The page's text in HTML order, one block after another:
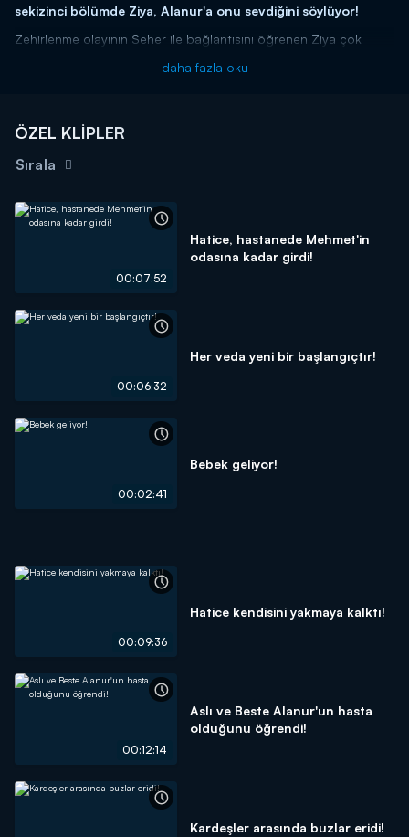
sekizinci bölümde Ziya, Alanur'a onu sevdiğini söylüyor!
Zehirlenme olayının Seher ile bağlantısını öğrenen Ziya çok
karşısında dili tutulur. Ancak bu durum Alanur ile arasındaki
Veda Mektubu yeni bölümleriyle her pazartesi 20.00'da
Kanal D'de!
daha fazla oku
ÖZEL KLİPLER
Sırala
00:07:52
Hatice, hastanede Mehmet'in
odasına kadar girdi!
00:06:32
Her veda yeni bir başlangıçtır!
00:02:41
Bebek geliyor!
00:09:36
Hatice kendisini yakmaya kalktı!
00:12:14
Aslı ve Beste Alanur'un hasta
olduğunu öğrendi!
Kardeşler arasında buzlar eridi!